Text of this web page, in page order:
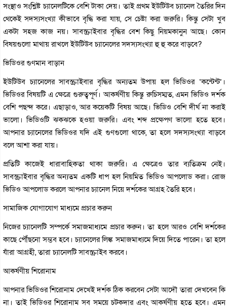
সংস্থাও সংশ্লিষ্ট চ্যানেলটিকে বেশি টাকা দেয়। তাই প্রথম ইউটিউব চ্যানেল তৈরির দিন
থেকেই সদস্যসংখ্যা কীভাবে বৃদ্ধি করা যায়, সে চেষ্টা করা জরুরি। কিন্তু সেটা খুব
একটা সহজ কাজ নয়। সাবস্ক্রাইবার বৃদ্ধির বেশ কিছু নিয়মকানুন আছে। কোন
বিষয়গুলো মাথায় রাখলে ইউটিউব চ্যানেলের সদস্যসংখ্যা হু হু করে বাড়বে?
ভিডিওর গুণমান বাড়ান
ইউটিউব চ্যানেলের সাবস্ক্রাইবার বৃদ্ধির অন্যতম উপায় হল ভিডিওর ‘কন্টেন্ট’।
ভিডিওর বিষয়টি এ ক্ষেত্রে গুরুত্বপূর্ণ। আকর্ষণীয় কিন্তু রুচিসম্মত, এমন ভিডিও দর্শক
বেশি পছন্দ করে। এছাড়াও, আর কয়েকটি বিষয় আছে। ভিডিও বেশি দীর্ঘ না করাই
ভালো। ভিডিওটি ঝকঝকে হওয়া জরুরি। এবং শব্দ প্রক্ষেপণ ভালো হতে হবে।
আপনার চ্যানেলের ভিডিওর যদি এই গুণগুলো থাকে, তা হলে সদস্যসংখ্যা বাড়বে
বলে আশা করা যায়।
প্রতিটি কাজেই ধারাবাহিকতা থাকা জরুরি। এ ক্ষেত্রেও তার ব্যতিক্রম নেই।
সাবস্ক্রাইবার বৃদ্ধির অন্যতম একটি ধাপ হল নিয়মিত ভিডিও আপলোড করা। রোজ
ভিডিও আপলোড করলে আপনার চ্যানেল নিয়ে দর্শকের আগ্রহ তৈরি হবে।
সামাজিক যোগাযোগ মাধ্যমে প্রচার করুন
নিজের চ্যানেলটি সম্পর্কে সমাজমাধ্যমে প্রচার করুন। তা হলে আরও বেশি দর্শকের
কাছে পৌঁছনো সম্ভব হবে। চ্যানেলের লিঙ্ক সমাজমাধ্যমে দিয়ে দিতে পারেন। তা হলে
যাঁরা আগ্রহী, তারা চ্যানেলটি সাবস্ক্রাইব করবে।
আকর্ষণীয় শিরোনাম
আপনার ভিডিওর শিরোনাম দেখেই দর্শক ঠিক করবেন সেটা আদৌ তারা দেখবেন কি
না। তাই ভিডিওর শিরোনাম সব সময়ে চটকদার এবং আকর্ষণীয় হতে হবে। এমন